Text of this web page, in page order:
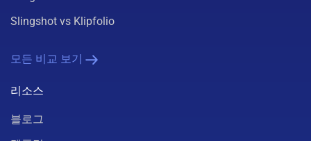
Slingshot vs Klipfolio
모든 비교 보기
리소스
블로그